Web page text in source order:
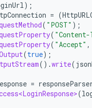
);
= (
( "POST" );
( "Content-
( "Accept" ,
(true);
().write(
=
(